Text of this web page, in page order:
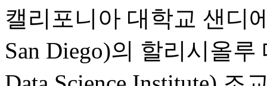
캘리포니아 대학교 샌디
San Diego)의 할리시올